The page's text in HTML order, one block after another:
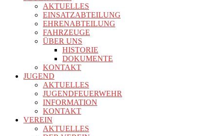
AKTUELLES
EINSATZABTEILUNG
EHRENABTEILUNG
FAHRZEUGE
ÜBER UNS
HISTORIE
DOKUMENTE
KONTAKT
JUGEND
AKTUELLES
JUGENDFEUERWEHR
INFORMATION
KONTAKT
VEREIN
AKTUELLES